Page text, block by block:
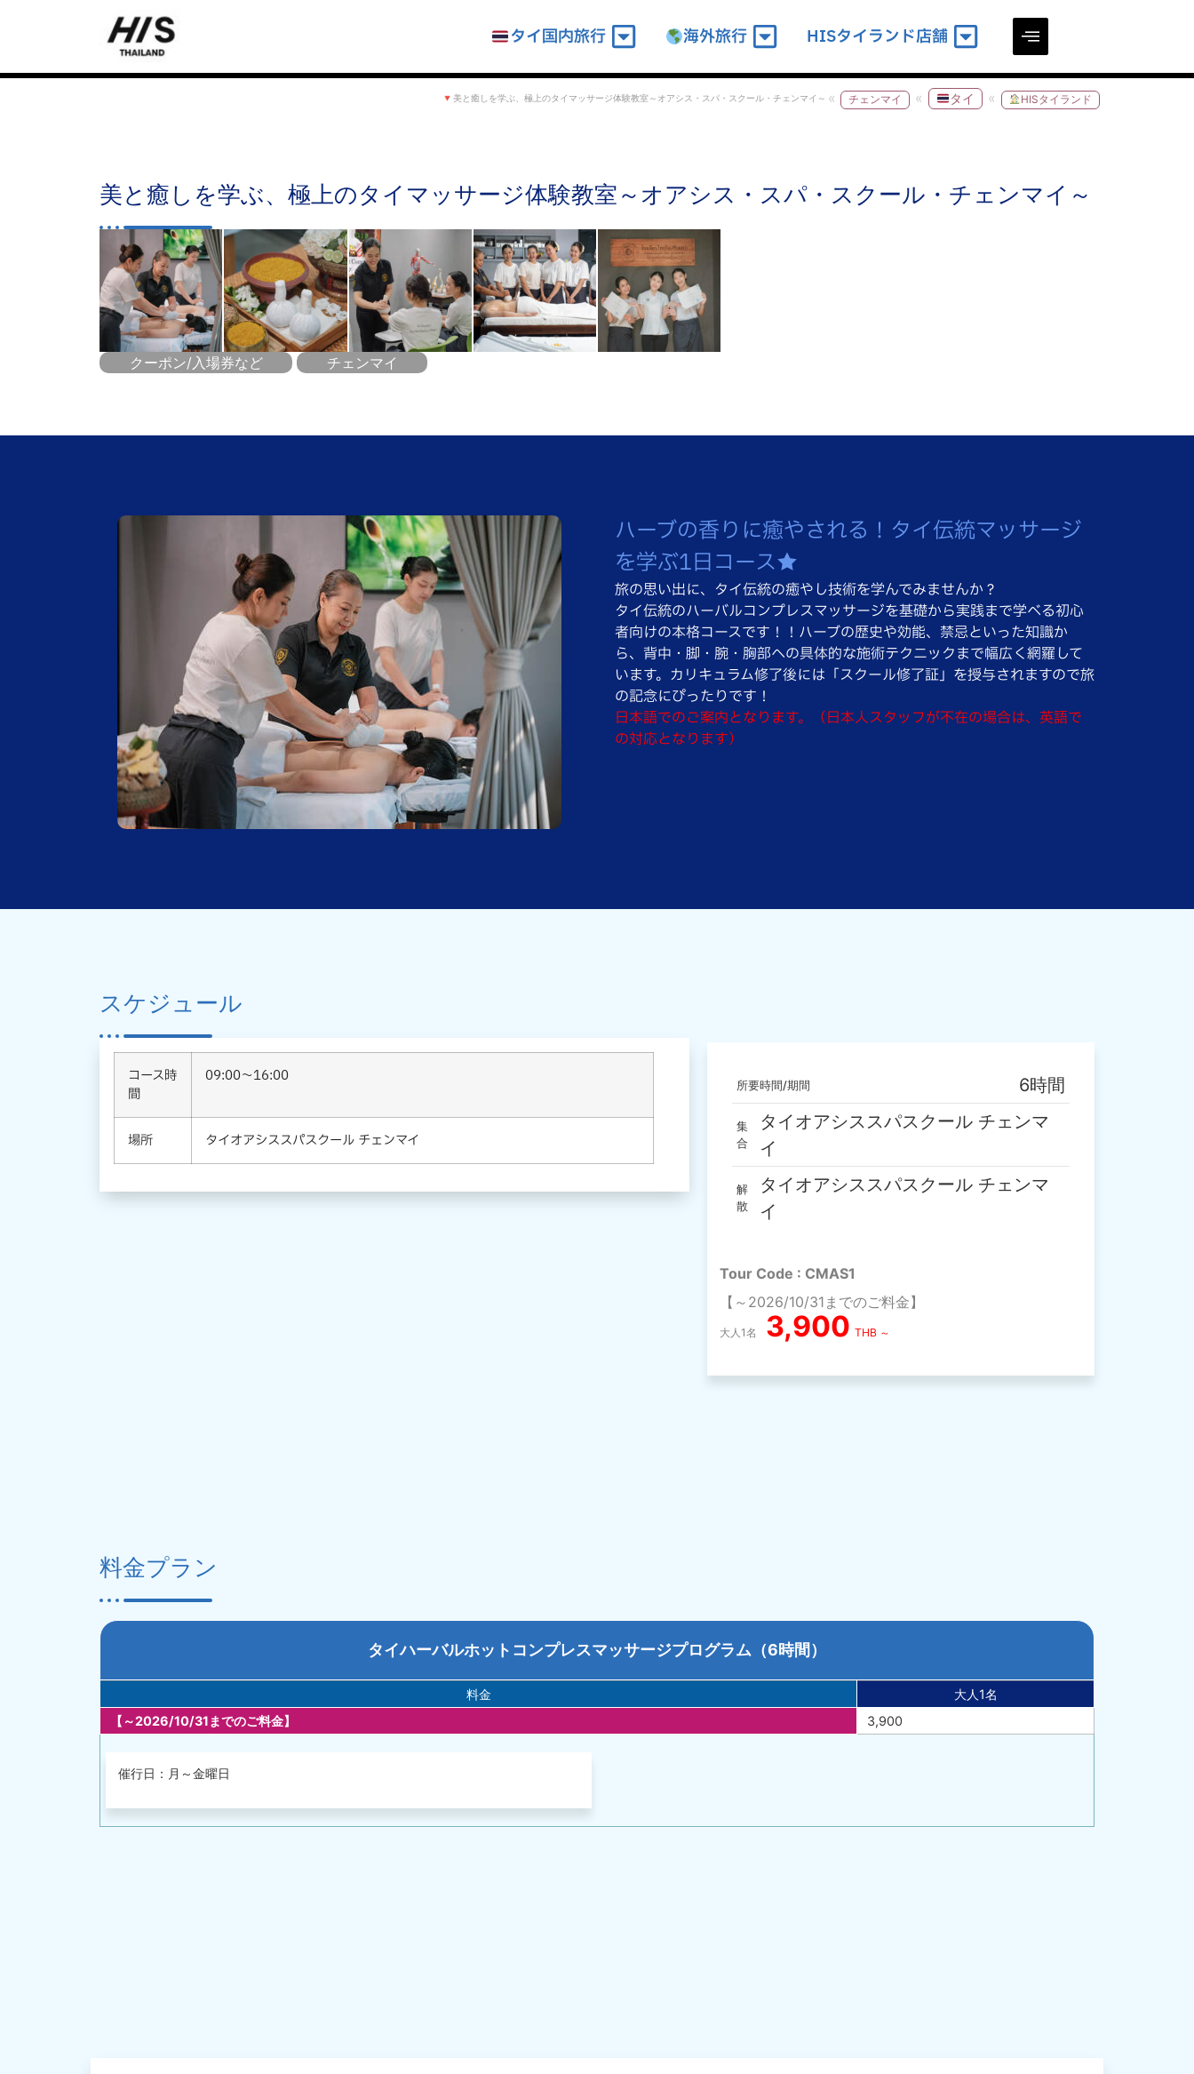
タイ国内旅行 海外旅行 HISタイランド店舗
HISタイランド
タイ
チェンマイ
美と癒しを学ぶ、極上のタイマッサージ体験教室～オアシス・スパ・スクール・チェンマイ～
美と癒しを学ぶ、極上のタイマッサージ体験教室～オアシス・スパ・スクール・チェンマイ～
クーポン/入場券など チェンマイ
ハーブの香りに癒やされる！タイ伝統マッサージ
を学ぶ1日コース★
旅の思い出に、タイ伝統の癒やし技術を学んでみませんか？
タイ伝統のハーバルコンプレスマッサージを基礎から実践まで学べる初心
者向けの本格コースです！！ハーブの歴史や効能、禁忌といった知識か
ら、背中・脚・腕・胸部への具体的な施術テクニックまで幅広く網羅して
います。カリキュラム修了後には「スクール修了証」を授与されますので旅
の記念にぴったりです！
日本語でのご案内となります。（日本人スタッフが不在の場合は、英語で
の対応となります）
スケジュール
コース時
間
09:00～16:00
場所 タイオアシススパスクール チェンマイ
所要時間/期間 6時間
集
合
タイオアシススパスクール チェンマ
イ
解
散
タイオアシススパスクール チェンマ
イ
Tour Code : CMAS1
【～2026/10/31までのご料金】
大人1名 3,900 THB ～
料金プラン
タイハーバルホットコンプレスマッサージプログラム（6時間）
料金
大人1名
【～2026/10/31までのご料金】
3,900
催行日：月～金曜日